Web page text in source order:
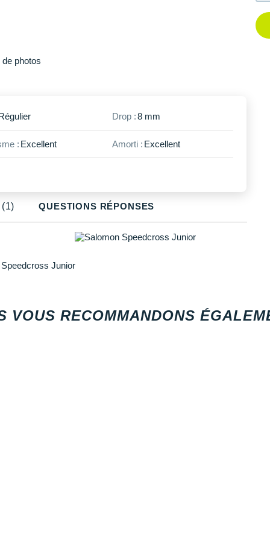
(1) QUESTIONS RÉPONSES
Drop :8 mm
: Excellent Amorti : Excellent
Plus
de photos
VOUS RECOMMANDONS